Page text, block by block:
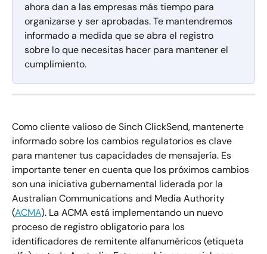
ahora dan a las empresas más tiempo para
organizarse y ser aprobadas. Te mantendremos
informado a medida que se abra el registro
sobre lo que necesitas hacer para mantener el
cumplimiento.
Como cliente valioso de Sinch ClickSend, mantenerte
informado sobre los cambios regulatorios es clave
para mantener tus capacidades de mensajería. Es
importante tener en cuenta que los próximos cambios
son una iniciativa gubernamental liderada por la
Australian Communications and Media Authority
(ACMA). La ACMA está implementando un nuevo
proceso de registro obligatorio para los
identificadores de remitente alfanuméricos (etiqueta